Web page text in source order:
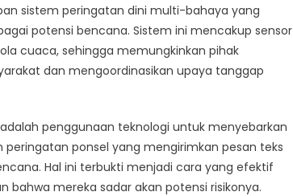
sistem peringatan dini multi-bahaya yang
potensi bencana. Sistem ini mencakup sensor
cuaca, sehingga memungkinkan pihak
dan mengoordinasikan upaya tanggap
penggunaan teknologi untuk menyebarkan
ponsel yang mengirimkan pesan teks
Hal ini terbukti menjadi cara yang efektif
mereka sadar akan potensi risikonya.